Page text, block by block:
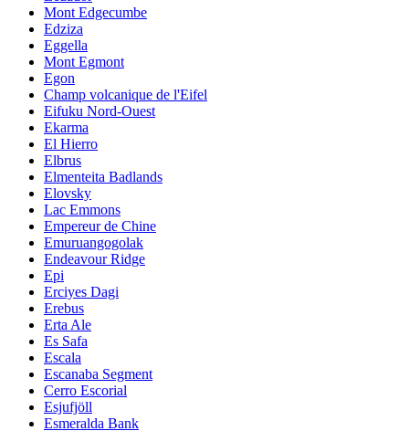
Mont Edgecumbe
Edziza
Eggella
Mont Egmont
Egon
Champ volcanique de l'Eifel
Eifuku Nord-Ouest
Ekarma
El Hierro
Elbrus
Elmenteita Badlands
Elovsky
Lac Emmons
Empereur de Chine
Emuruangogolak
Endeavour Ridge
Epi
Erciyes Dagi
Erebus
Erta Ale
Es Safa
Escala
Escanaba Segment
Cerro Escorial
Esjufjöll
Esmeralda Bank